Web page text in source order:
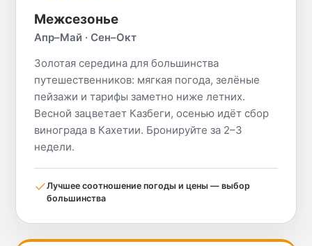
Межсезонье
Апр–Май · Сен–Окт
Золотая середина для большинства
путешественников: мягкая погода, зелёные
пейзажи и тарифы заметно ниже летних.
Весной зацветает Казбеги, осенью идёт сбор
винограда в Кахетии. Бронируйте за 2–3
недели.
Лучшее соотношение погоды и цены — выбор
большинства